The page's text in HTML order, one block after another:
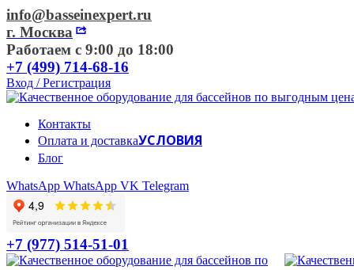
info@basseinexpert.ru
г. Москва
Работаем с 9:00 до 18:00
+7 (499) 714-68-16
Вход / Регистрация
Контакты
Оплата и доставкаУСЛОВИЯ
Блог
WhatsApp WhatsApp VK Telegram
+7 (977) 514-51-01